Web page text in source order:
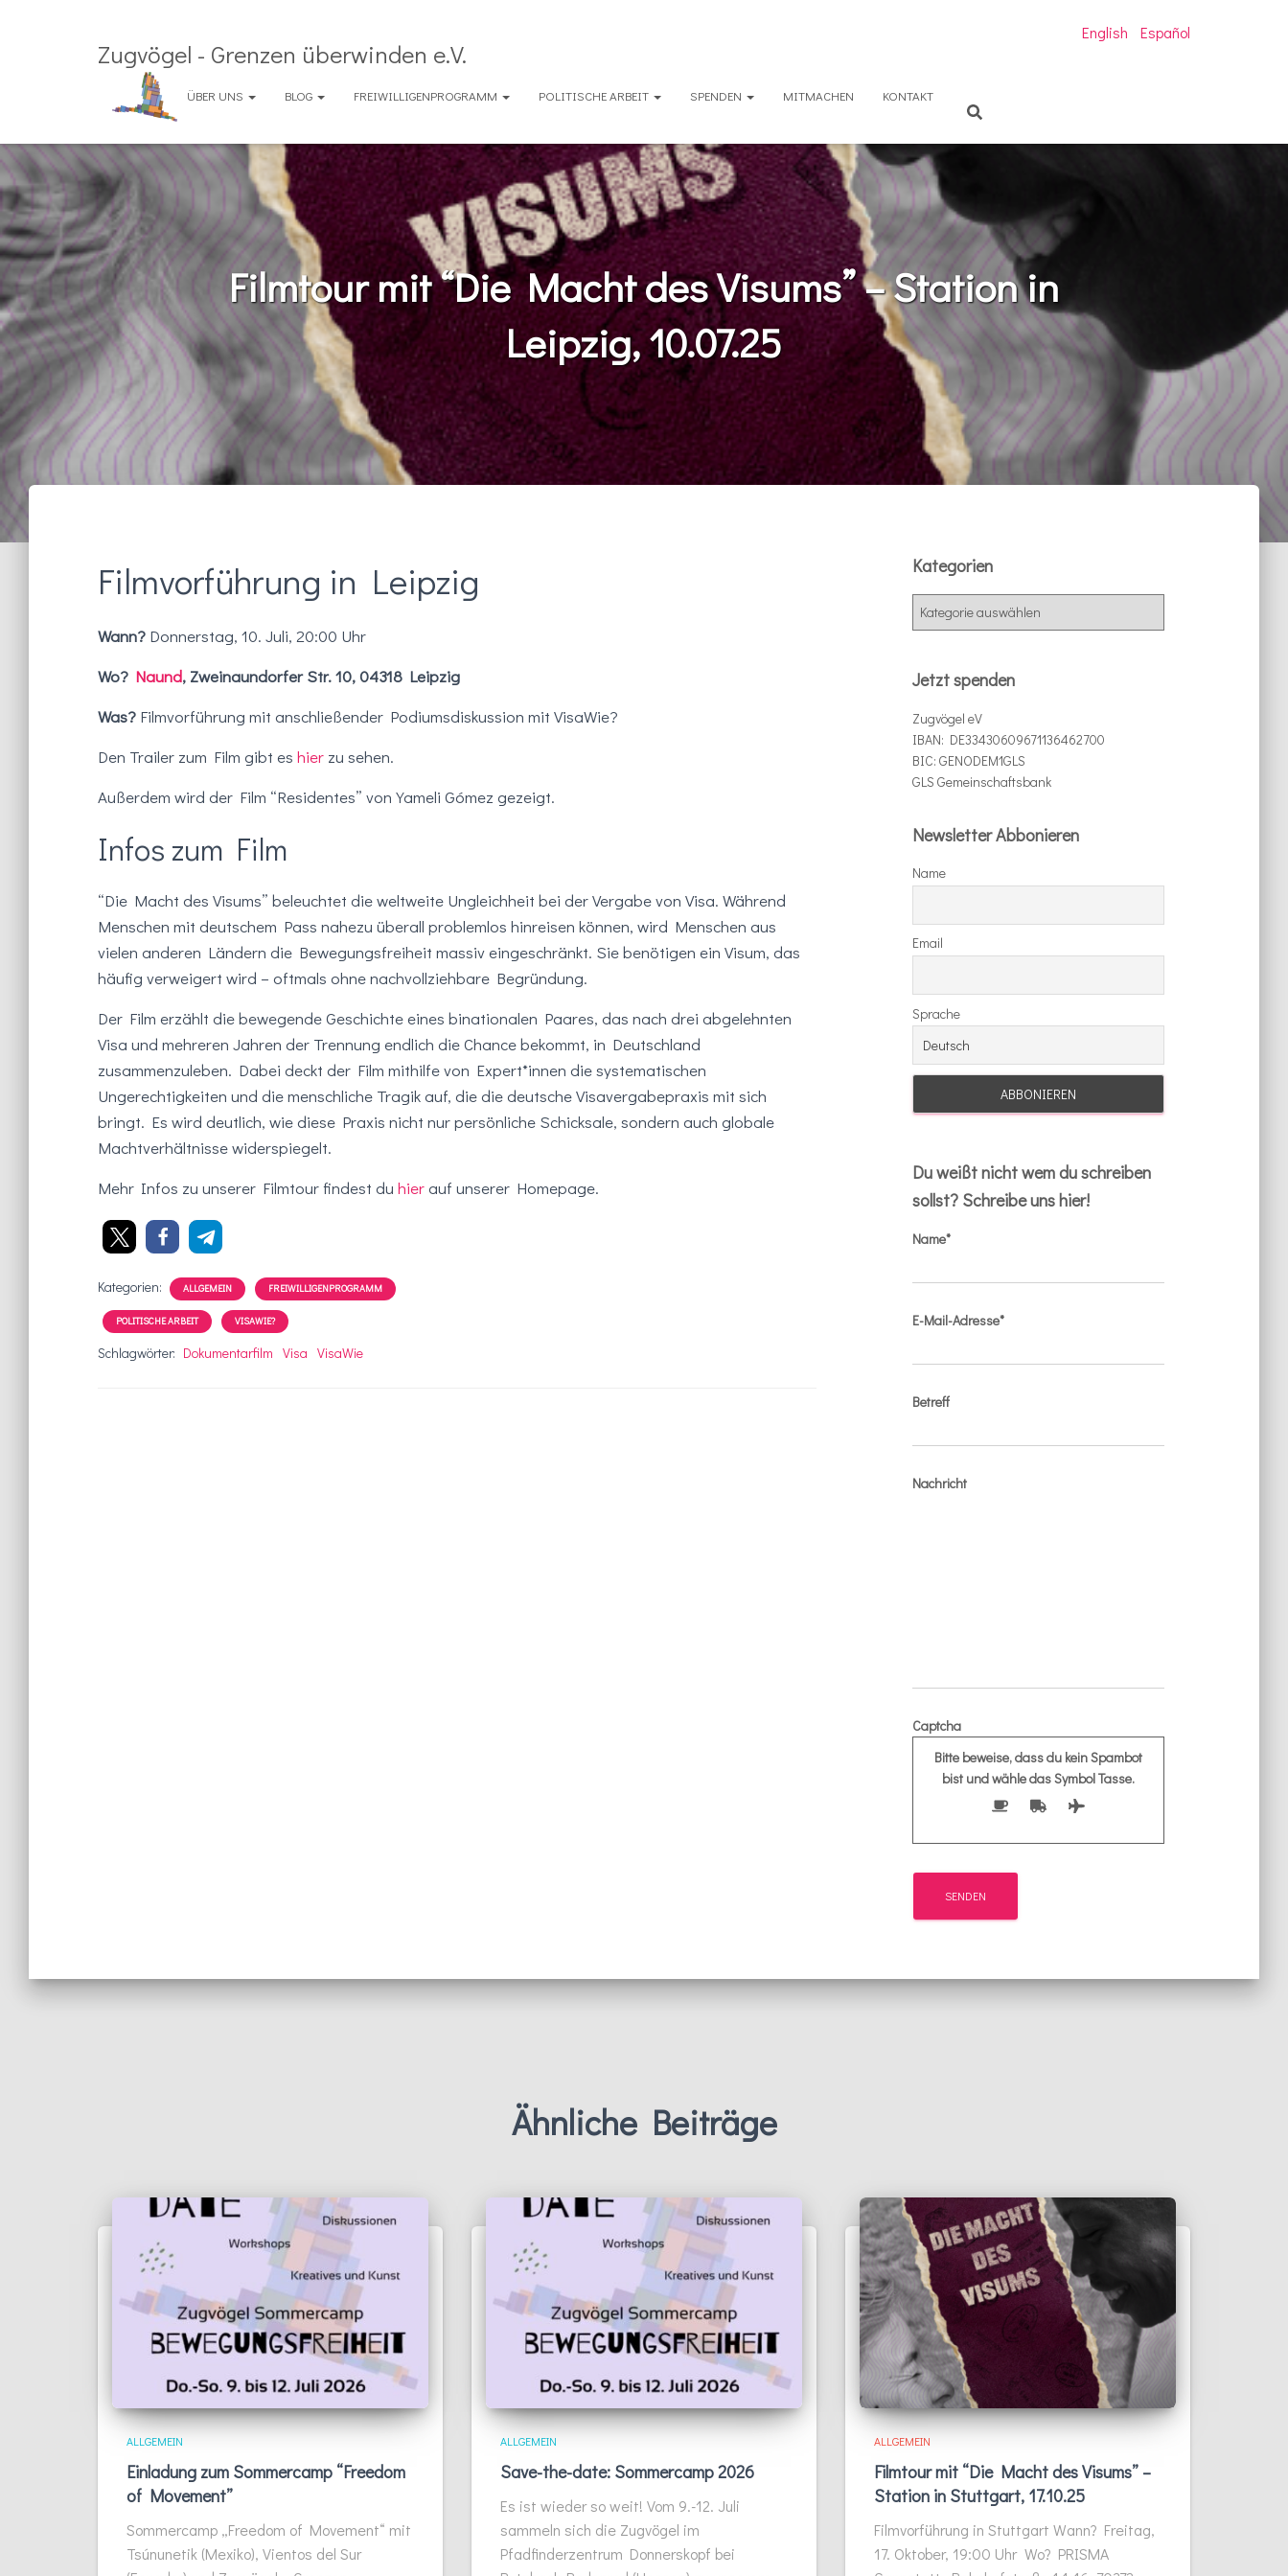
English Español
Zugvögel - Grenzen überwinden e.V.
ÜBER UNS BLOG FREIWILLIGENPROGRAMM POLITISCHE ARBEIT SPENDEN MITMACHEN KONTAKT
Filmtour mit “Die Macht des Visums” – Station in
Leipzig, 10.07.25
Filmvorführung in Leipzig
Wann? Donnerstag, 10. Juli, 20:00 Uhr
Wo? Naund, Zweinaundorfer Str. 10, 04318 Leipzig
Was? Filmvorführung mit anschließender Podiumsdiskussion mit VisaWie?
Den Trailer zum Film gibt es hier zu sehen.
Außerdem wird der Film “Residentes” von Yameli Gómez gezeigt.
Infos zum Film
“Die Macht des Visums” beleuchtet die weltweite Ungleichheit bei der Vergabe von Visa. Während
Menschen mit deutschem Pass nahezu überall problemlos hinreisen können, wird Menschen aus
vielen anderen Ländern die Bewegungsfreiheit massiv eingeschränkt. Sie benötigen ein Visum, das
häufig verweigert wird – oftmals ohne nachvollziehbare Begründung.
Der Film erzählt die bewegende Geschichte eines binationalen Paares, das nach drei abgelehnten
Visa und mehreren Jahren der Trennung endlich die Chance bekommt, in Deutschland
zusammenzuleben. Dabei deckt der Film mithilfe von Expert*innen die systematischen
Ungerechtigkeiten und die menschliche Tragik auf, die die deutsche Visavergabepraxis mit sich
bringt. Es wird deutlich, wie diese Praxis nicht nur persönliche Schicksale, sondern auch globale
Machtverhältnisse widerspiegelt.
Mehr Infos zu unserer Filmtour findest du hier auf unserer Homepage.
Kategorien: ALLGEMEIN FREIWILLIGENPROGRAMM
POLITISCHE ARBEIT VISAWIE?
Schlagwörter: Dokumentarfilm Visa VisaWie
Kategorien
g
r
i
e
n
Jetzt spenden
Zugvögel eV
IBAN: DE33430609671136462700
BIC: GENODEM1GLS
GLS Gemeinschaftsbank
Newsletter Abbonieren
Name
Email
Sprache
Du weißt nicht wem du schreiben
sollst? Schreibe uns hier!
Name*
E-Mail-Adresse*
Betreff
Nachricht
Captcha
Bitte beweise, dass du kein Spambot
bist und wähle das SymbolTasse.
Ähnliche Beiträge
ALLGEMEIN
Einladung zum Sommercamp “Freedom
of Movement”
Sommercamp „Freedom of Movement“ mit
Tsúnunetik (Mexiko), Vientos del Sur
ALLGEMEIN
Save-the-date: Sommercamp 2026
Es ist wieder so weit! Vom 9.-12. Juli
sammeln sich die Zugvögel im
Pfadfinderzentrum Donnerskopf bei
ALLGEMEIN
Filmtour mit “Die Macht des Visums” –
Station in Stuttgart, 17.10.25
Filmvorführung in Stuttgart Wann? Freitag,
17. Oktober, 19:00 Uhr Wo? PRISMA